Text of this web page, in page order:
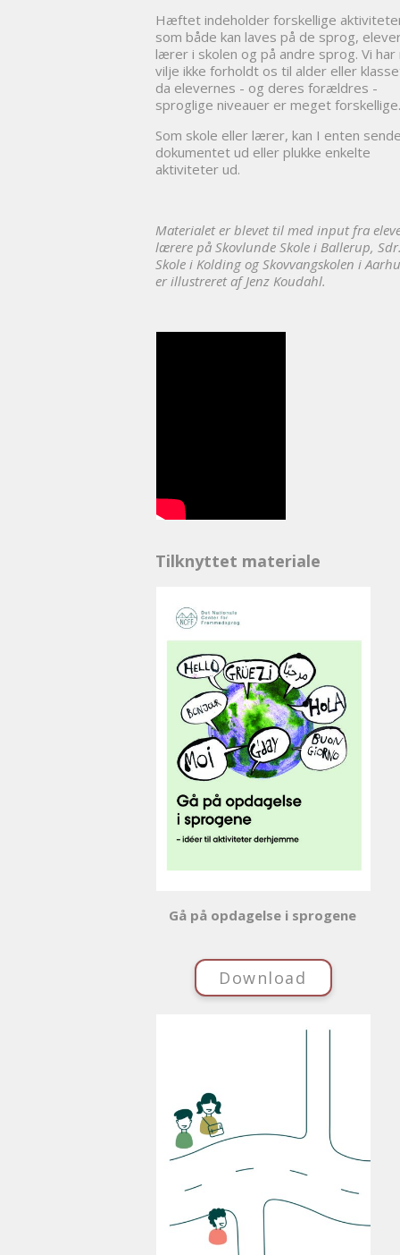
Hæftet indeholder forskellige
som både kan laves på de sprog,
lærer i skolen og på andre sprog. Vi har
vilje ikke forholdt os til alder eller
da elevernes - og deres forældres -
sproglige niveauer er meget
Som skole eller lærer, kan I enten
dokumentet ud eller plukke enkelte
aktiviteter ud.
Materialet er blevet til med input fra
lærere på Skovlunde Skole i Ballerup,
Skole i Kolding og Skovvangskolen i
er illustreret af Jenz Koudahl.
Tilknyttet materiale
Gå på opdagelse i sprogene
Download